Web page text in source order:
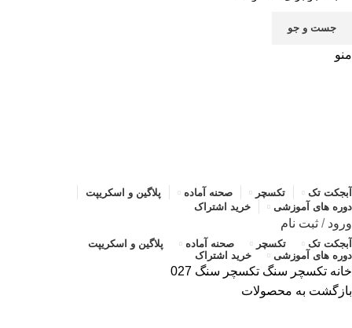
جست و جو
منو
آبجکت تک تکسچر صحنه آماده
پلاگین و اسکریپت
دوره های آموزشی
خرید اشتراک
ورود / ثبت نام
آبجکت تک تکسچر صحنه آماده
پلاگین و اسکریپت
دوره های آموزشی
خرید اشتراک
خانه تکسچر سنگ تکسچر سنگ 027
بازگشت به محصولات